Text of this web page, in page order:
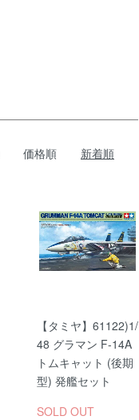
価格順 新着順
【タミヤ】61122)1/
48 グラマン F-14A
トムキャット (後期
型) 発艦セット
SOLD OUT